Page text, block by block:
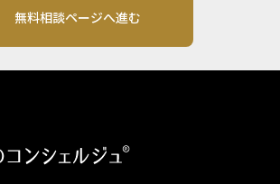
無料相談ページへ進む